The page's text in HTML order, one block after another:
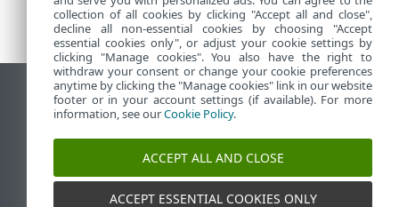
Visualizza sito desktop
End of Life
ESET Knowledge Base
ESET Status Portal
collection of all cookies by clicking "Accept all and close",
decline all non-essential cookies by choosing "Accept
essential cookies only", or adjust your cookie settings by
clicking "Manage cookies". You also have the right to
withdraw your consent or change your cookie preferences
anytime by clicking the "Manage cookies" link in our website
footer or in your account settings (if available). For more
information, see ourCookie Policy.
ACCEPT ALL AND CLOSE
ACCEPT ESSENTIAL COOKIES ONLY